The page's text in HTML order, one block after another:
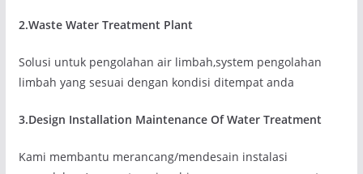
2.Waste Water Treatment Plant
Solusi untuk pengolahan air limbah,system pengolahan
limbah yang sesuai dengan kondisi ditempat anda
3.Design Installation Maintenance Of Water Treatment
Kami membantu merancang/mendesain instalasi